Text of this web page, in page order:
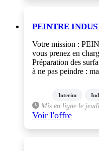
PEINTRE
Votre mission :
vous prenez en
Préparation des
à ne pas peindre :
Interim
Mis en ligne le
Voir l'offre